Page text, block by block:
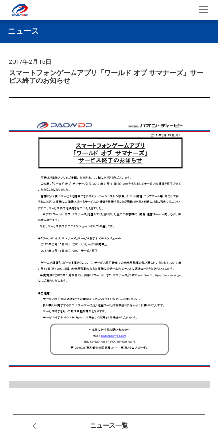
ニュース
2017年2月15日
スマートフォンゲームアプリ「ワールド オブ サマナーズ」サー
ビス終了のお知らせ
ニュース一覧